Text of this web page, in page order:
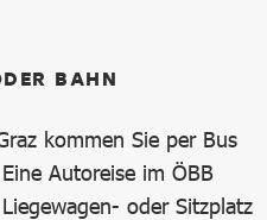
BAHN
kommen Sie per Bus
Autoreise im ÖBB
oder Sitzplatz